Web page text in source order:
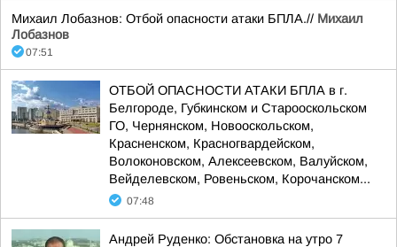
Михаил Лобазнов: Отбой опасности атаки БПЛА.// Михаил
Лобазнов
07:51
ОТБОЙ ОПАСНОСТИ АТАКИ БПЛА в г.
Белгороде, Губкинском и Старооскольском
ГО, Чернянском, Новооскольском,
Красненском, Красногвардейском,
Волоконовском, Алексеевском, Валуйском,
Вейделевском, Ровеньском, Корочанском...
07:48
Андрей Руденко: Обстановка на утро 7